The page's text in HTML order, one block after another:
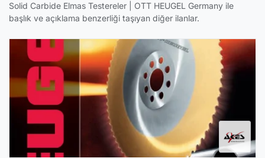
Solid Carbide Elmas Testereler | OTT HEUGEL Germany ile
başlık ve açıklama benzerliği taşıyan diğer ilanlar.